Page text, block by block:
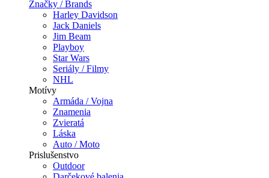
Značky / Brands
Harley Davidson
Jack Daniels
Jim Beam
Playboy
Star Wars
Seriály / Filmy
NHL
Motívy
Armáda / Vojna
Znamenia
Zvieratá
Láska
Auto / Moto
Prislušenstvo
Outdoor